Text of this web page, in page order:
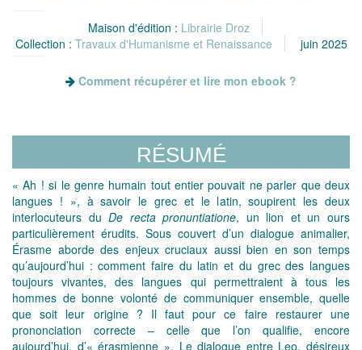
Maison d'édition : Librairie Droz
Collection : Travaux d'Humanisme et Renaissance juin 2025
Comment récupérer et lire mon ebook ?
RÉSUMÉ
« Ah ! si le genre humain tout entier pouvait ne parler que deux
langues ! », à savoir le grec et le latin, soupirent les deux
interlocuteurs duDe recta pronuntiatione, un lion et un ours
particulièrement érudits. Sous couvert d’un dialogue animalier,
Érasme aborde des enjeux cruciaux aussi bien en son temps
qu’aujourd’hui : comment faire du latin et du grec des langues
toujours vivantes, des langues qui permettraient à tous les
hommes de bonne volonté de communiquer ensemble, quelle
que soit leur origine ? Il faut pour ce faire restaurer une
prononciation correcte – celle que l’on qualifie, encore
aujourd’hui, d’« érasmienne ». Le dialogue entre Leo, désireux